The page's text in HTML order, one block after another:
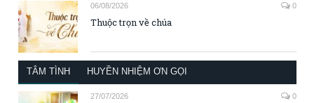
06/08/2026 0
Thuộc trọn về chúa
TÂM TÌNH HUYỀN NHIỆM ƠN GỌI
27/07/2026 0